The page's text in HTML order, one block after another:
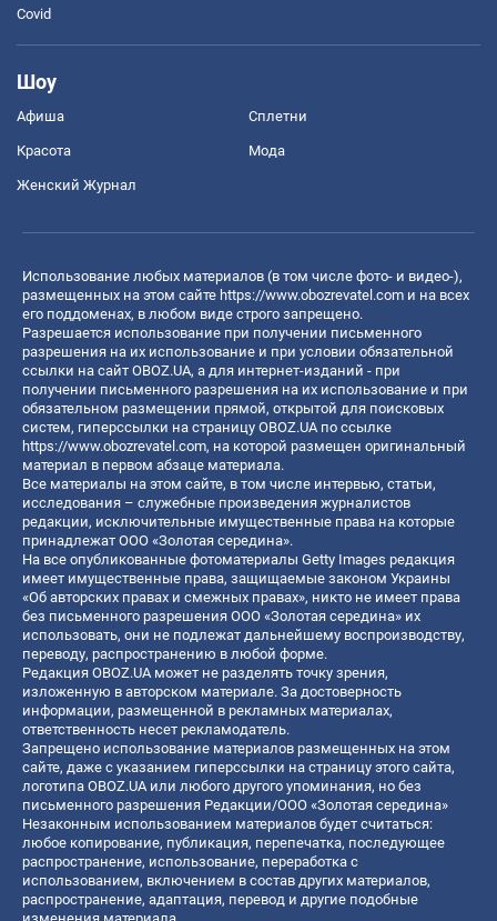
Covid
Шоу
Афиша Сплетни
Красота Мода
Женский Журнал
Использование любых материалов (в том числе фото- и видео-),
размещенных на этом сайте https://www.obozrevatel.com и на всех
его поддоменах, в любом виде строго запрещено.
Разрешается использование при получении письменного
разрешения на их использование и при условии обязательной
ссылки на сайт OBOZ.UA, а для интернет-изданий - при
получении письменного разрешения на их использование и при
обязательном размещении прямой, открытой для поисковых
систем, гиперссылки на страницу OBOZ.UA по ссылке
https://www.obozrevatel.com, на которой размещен оригинальный
материал в первом абзаце материала.
Все материалы на этом сайте, в том числе интервью, статьи,
исследования – служебные произведения журналистов
редакции, исключительные имущественные права на которые
принадлежат ООО «Золотая середина».
На все опубликованные фотоматериалы Getty Images редакция
имеет имущественные права, защищаемые законом Украины
«Об авторских правах и смежных правах», никто не имеет права
без письменного разрешения ООО «Золотая середина» их
использовать, они не подлежат дальнейшему воспроизводству,
переводу, распространению в любой форме.
Редакция OBOZ.UA может не разделять точку зрения,
изложенную в авторском материале. За достоверность
информации, размещенной в рекламных материалах,
ответственность несет рекламодатель.
Запрещено использование материалов размещенных на этом
сайте, даже с указанием гиперссылки на страницу этого сайта,
логотипа OBOZ.UA или любого другого упоминания, но без
письменного разрешения Редакции/ООО «Золотая середина»
Незаконным использованием материалов будет считаться:
любое копирование, публикация, перепечатка, последующее
распространение, использование, переработка с
использованием, включением в состав других материалов,
распространение, адаптация, перевод и другие подобные